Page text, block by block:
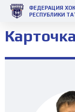
ФЕДЕРАЦИЯ
РЕСПУБЛИКИ